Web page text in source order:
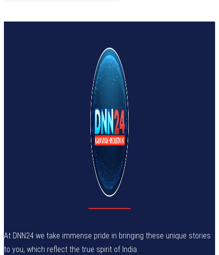
At DNN24 we take immense pride in bringing these unique stories
to you, which reflect the true spirit of India.